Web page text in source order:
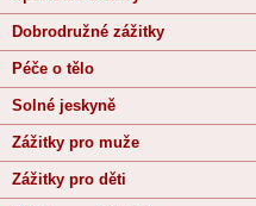
Dobrodružné zážitky
Péče o tělo
Solné jeskyně
Zážitky pro muže
Zážitky pro děti